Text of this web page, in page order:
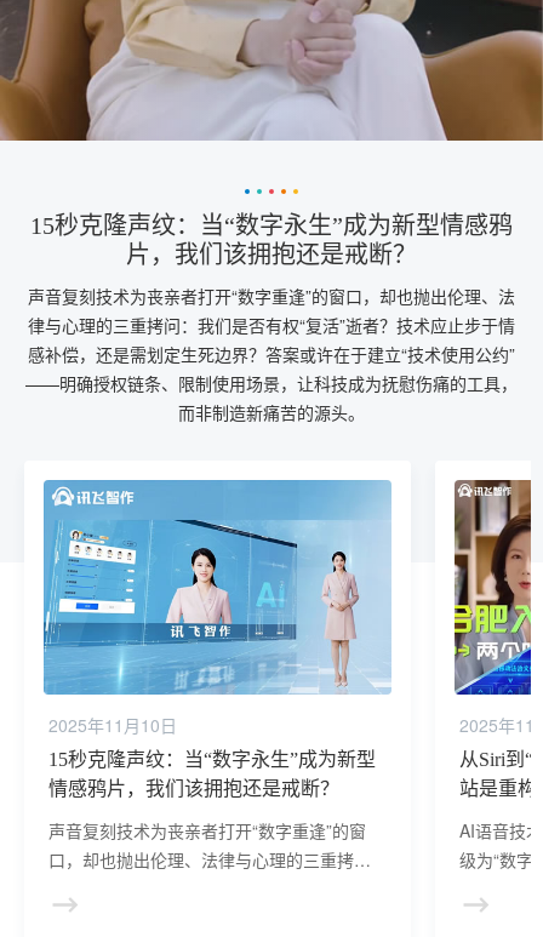
15秒克隆声纹：当“数字永生”成为新型情感鸦
片，我们该拥抱还是戒断？
声音复刻技术为丧亲者打开“数字重逢”的窗口，却也抛出伦理、法
律与心理的三重拷问：我们是否有权“复活”逝者？技术应止步于情
感补偿，还是需划定生死边界？答案或许在于建立“技术使用公约”
——明确授权链条、限制使用场景，让科技成为抚慰伤痛的工具，
而非制造新痛苦的源头。
2025年11月10日
15秒克隆声纹：当“数字永生”成为新型
情感鸦片，我们该拥抱还是戒断？
声音复刻技术为丧亲者打开“数字重逢”的窗
口，却也抛出伦理、法律与心理的三重拷
情感补偿，还是需划定生死边界？答案或许
2025年11
从Siri到“
站是重构
AI语音技
级为“数字
字声纹”